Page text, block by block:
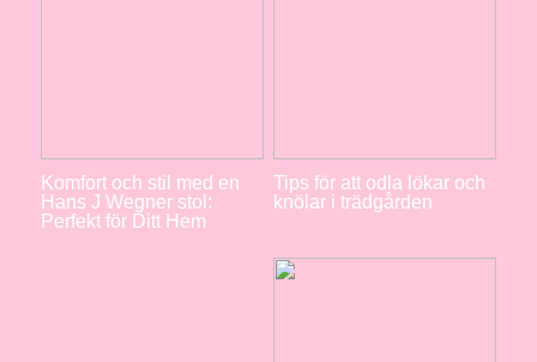
Komfort och stil med en
Hans J Wegner stol:
Perfekt för Ditt Hem
Tips för att odla lökar och
knölar i trädgården